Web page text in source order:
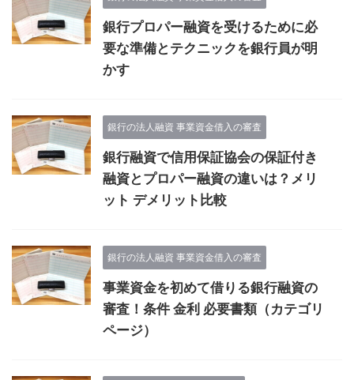
銀行プロパー融資を受けるために必
要な準備とテクニックを銀行員が明
かす
銀行の法人融資 事業資金借入の審査
銀行融資で信用保証協会の保証付き
融資とプロパー融資の違いは？メリ
ット デメリット比較
銀行の法人融資 事業資金借入の審査
事業資金を初めて借りる銀行融資の
審査！条件 金利 必要書類（カテゴリ
ページ）